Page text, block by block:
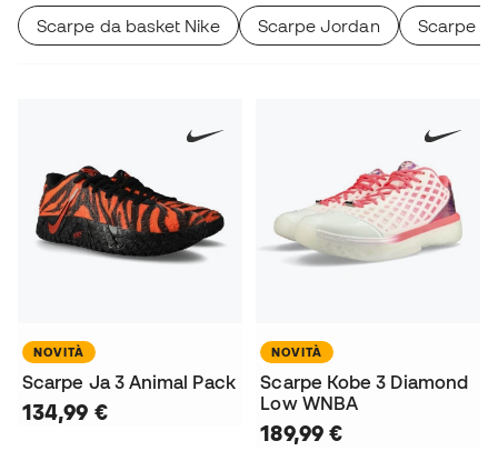
Scarpe da basket Nike Scarpe Jordan Scarpe
NOVITÀ
Scarpe Ja 3 Animal Pack
134,99 €
NOVITÀ
Scarpe Kobe 3 Diamond
Low WNBA
189,99 €